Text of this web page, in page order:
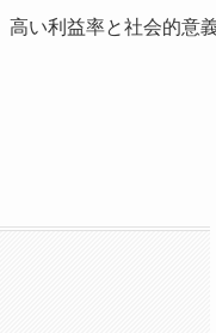
い利益率と社会的意